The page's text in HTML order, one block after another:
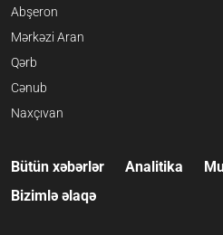
Abşeron
Mərkəzi Aran
Qərb
Cənub
Naxçıvan
Bütün xəbərlər Analitika
Bizimlə əlaqə